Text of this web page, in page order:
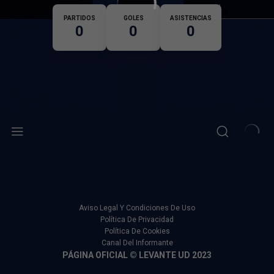
Nacionalidad
PARTIDOS
0
GOLES
0
ASISTENCIAS
0
Aviso Legal Y Condiciones De Uso
Política De Privacidad
Política De Cookies
Canal Del Informante
PÁGINA OFICIAL © LEVANTE UD 2023